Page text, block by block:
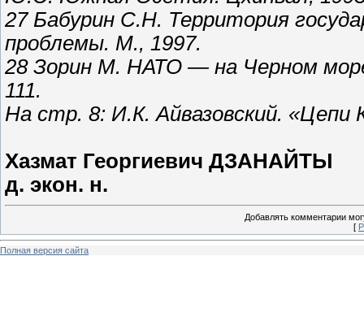
27 Бабурин С.Н. Территория
проблемы. М., 1997.
28 Зорин М. НАТО — на Черном
111.
На стр. 8: И.К. Айвазовский. «Цепи
Хазмат Георгиевич ДЗАНАЙТЫ
д. экон. н.
Добавлять комментарии
[
Полная версия сайта